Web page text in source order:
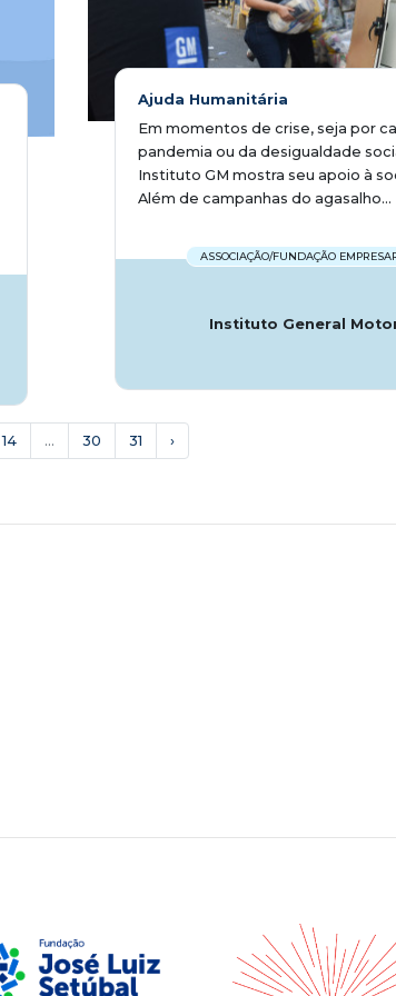
Ajuda Humanitária
Em momentos de crise, seja por
pandemia ou da desigualdade
Instituto GM mostra seu apoio à
Além de campanhas do agasalho...
ASSOCIAÇÃO/FUNDAÇÃO
Instituto General
14 ... 30 31 ›